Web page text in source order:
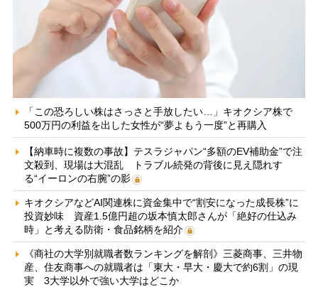
「この恐ろしい株はさっさと手放したい…」キオクシア株で
500万円の利益を出した女性が“夢よもう一度”と再購入
【納車時に複数の事故】テスラジャパン“多額のEV補助金”で注
文殺到、現場は大混乱 トラブル続発の背後に見え隠れす
る“イーロンの右腕”の影
キオクシアなどAI関連株に資金集中で“割安になった成長株”に
投資妙味 資産1.5億円超の坂本慎太郎さんが「絶好の仕込み
時」と考える防衛・食品銘柄を紹介
《商社の大学別就職者数ランキングを解剖》三菱商事、三井物
産、住友商事への就職者は「東大・早大・慶大で約6割」の現
実 3大学以外で強い大学はどこか